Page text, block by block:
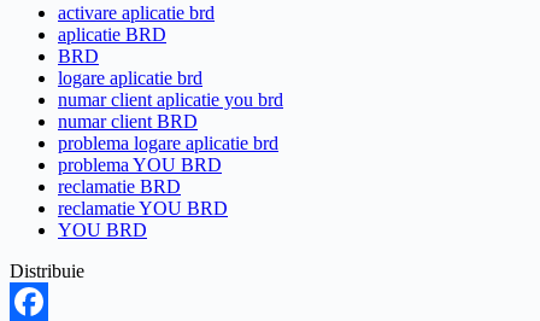
activare aplicatie brd
aplicatie BRD
BRD
logare aplicatie brd
numar client aplicatie you brd
numar client BRD
problema logare aplicatie brd
problema YOU BRD
reclamatie BRD
reclamatie YOU BRD
YOU BRD
Distribuie